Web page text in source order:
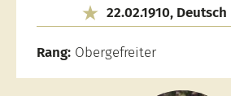
22.02.1910,
Rang: Obergefreiter